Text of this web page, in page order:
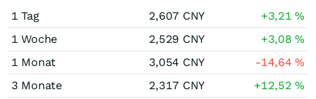
1 Tag 2,607 CNY +3,21%
1 Woche
2,529 CNY +3,08%
1 Monat
3,054 CNY -14,64%
3 Monate
2,317 CNY +12,52%